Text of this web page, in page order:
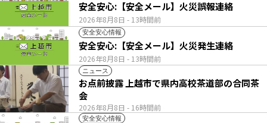
2026年8月8日 - 13時間前
安全安心:【安全メール】火災誤報連絡
安全安心情報
2026年8月8日 - 13時間前
安全安心:【安全メール】火災発生連絡
ニュース
2026年8月8日 - 16時間前
お点前披露 上越市で県内高校茶道部の合同茶
会
安全安心情報